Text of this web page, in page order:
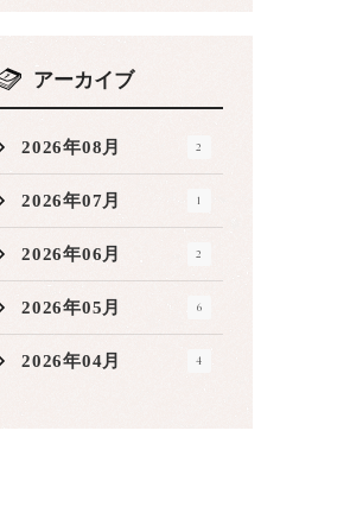
アーカイブ
2026年08月 2
2026年07月 1
2026年06月 2
2026年05月 6
2026年04月 4